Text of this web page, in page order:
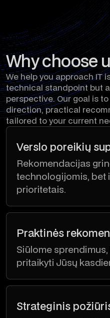
Why choose
We help you approach IT
technical standpoint but
perspective. Our goal is
direction, practical
tailored to your current
Verslo poreikių
Rekomendacijas
technologijomis, bet
prioritetais.
Praktinės
Siūlome
pritaikyti Jūsų
Strateginis